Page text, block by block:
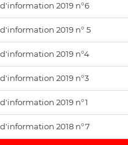
2019 n°6
2019 n° 5
2019 n°4
2019 n°3
2019 n°1
2018 n°7